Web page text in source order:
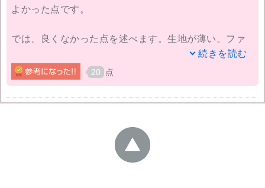
よかった点です。
では、良くなかった点を述べます。生地が薄い。ファ
スナーが開きにくい。お値段が安いのであまり期待し
すぎてはいけませんが、正直ガッカリでした。肌着の
ような薄いワンピースもあったりしたのでびっくりで
した。
商品によっては、しっかりしたものもありました。し
かし、当たり外れがあるという通販では、安心してお
買い物はできないかと思います。
続きを読む
20 点